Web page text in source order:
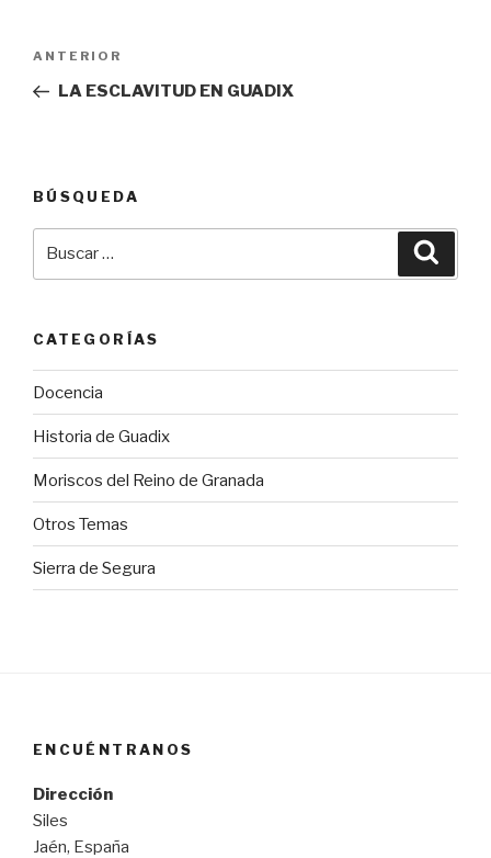
entradas
Entrada
anterior:
ANTERIOR
LA ESCLAVITUD EN GUADIX
BÚSQUEDA
CATEGORÍAS
Docencia
Historia de Guadix
Moriscos del Reino de Granada
Otros Temas
Sierra de Segura
ENCUÉNTRANOS
Dirección
Siles
Jaén, España